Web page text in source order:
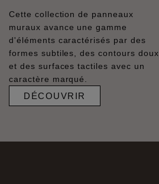
Cette collection de panneaux
muraux avance une gamme
d'éléments caractérisés par des
formes subtiles, des contours doux
et des surfaces tactiles avec un
caractère marqué.
DÉCOUVRIR